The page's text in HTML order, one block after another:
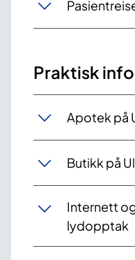
Praktisk
Apotek på
Butikk på
Internett
lydopptak